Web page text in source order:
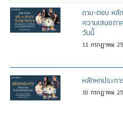
ถาม-ตอบ หลั
ความเสมอภ
วันนี้
11 กรกฎาคม
หลักหกประก
10 กรกฎาคม